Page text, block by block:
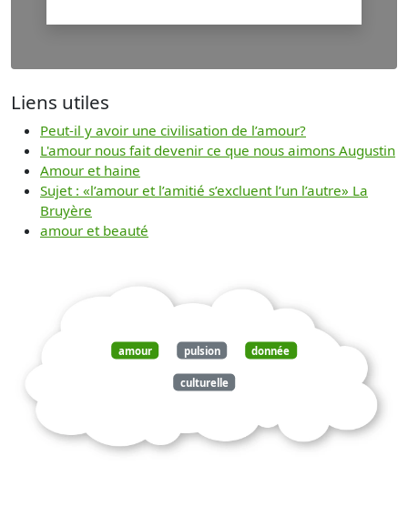
Liens utiles
Peut-il y avoir une civilisation de l’amour?
L'amour nous fait devenir ce que nous aimons Augustin
Amour et haine
Sujet : «l’amour et l’amitié s’excluent l’un l’autre» La
Bruyère
amour et beauté
amour pulsion donnée
culturelle